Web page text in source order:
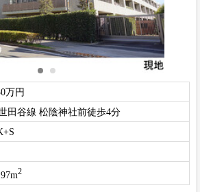
万円
田谷線 松陰神社前徒歩4分
2